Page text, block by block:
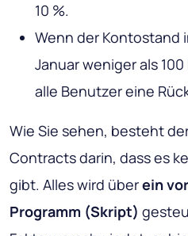
10 %.
Wenn der Kontostand
Januar weniger als
alle Benutzer eine
Wie Sie sehen, besteht
Contracts darin, dass es
gibt. Alles wird überein
Programm (Skript)